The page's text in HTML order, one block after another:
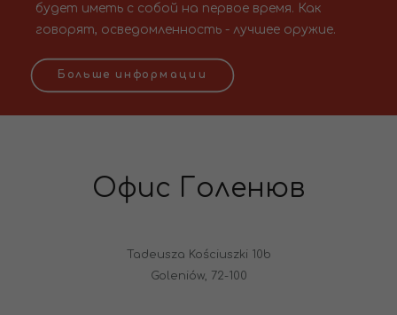
будет иметь с собой на первое время. Как
говорят, осведомленность - лучшее оружие.
Больше информации
Офис Голенюв
Tadeusza Kościuszki 10b
Goleniów, 72-100